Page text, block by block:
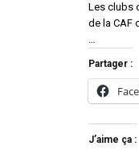
Les clubs
de la CAF
…
Partager :
J’aime ça :